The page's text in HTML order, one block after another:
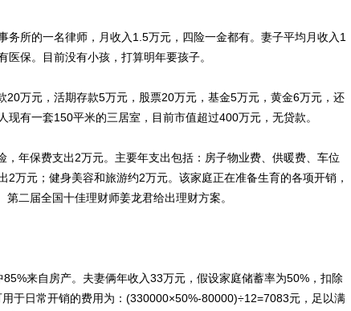
所的一名律师，月收入1.5万元，四险一金都有。妻子平均月收入1
保。目前没有小孩，打算明年要孩子。
万元，活期存款5万元，股票20万元，基金5万元，黄金6万元，还
现有一套150平米的三居室，目前市值超过400万元，无贷款。
年保费支出2万元。主要年支出包括：房子物业费、供暖费、车位
2万元；健身美容和旅游约2万元。该家庭正在准备生育的各项开销，
二届全国十佳理财师姜龙君给出理财方案。
来自房产。夫妻俩年收入33万元，假设家庭储蓄率为50%，扣除
于日常开销的费用为：(330000×50%-80000)÷12=7083元，足以满